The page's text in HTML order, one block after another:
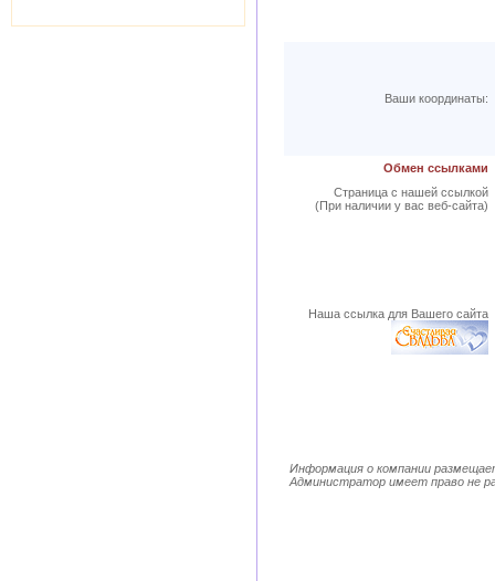
Ваши координаты:
Обмен ссылками
Страница с нашей ссылкой
(При наличии у вас веб-сайта)
Наша ссылка для Вашего сайта
Информация о компании
Администратор имеет право не